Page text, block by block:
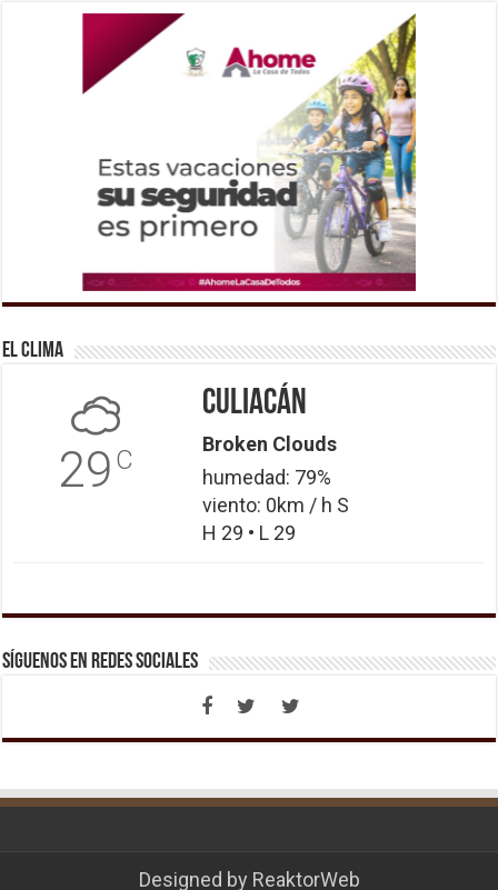
El Clima
29 C
Culiacán
Broken Clouds
humedad: 79%
viento: 0km / h S
H 29 • L 29
Síguenos en Redes Sociales
Designed by ReaktorWeb